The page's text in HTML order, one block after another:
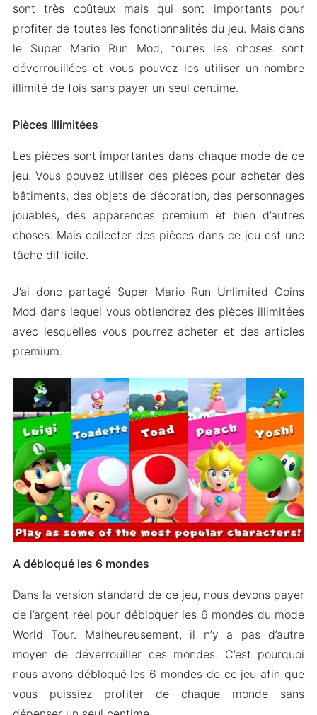
sont très coûteux mais qui sont importants pour
profiter de toutes les fonctionnalités du jeu. Mais dans
le Super Mario Run Mod, toutes les choses sont
déverrouillées et vous pouvez les utiliser un nombre
illimité de fois sans payer un seul centime.
Pièces illimitées
Les pièces sont importantes dans chaque mode de ce
jeu. Vous pouvez utiliser des pièces pour acheter des
bâtiments, des objets de décoration, des personnages
jouables, des apparences premium et bien d’autres
choses. Mais collecter des pièces dans ce jeu est une
tâche difficile.
J’ai donc partagé Super Mario Run Unlimited Coins
Mod dans lequel vous obtiendrez des pièces illimitées
avec lesquelles vous pourrez acheter et des articles
premium.
A débloqué les 6 mondes
Dans la version standard de ce jeu, nous devons payer
de l’argent réel pour débloquer les 6 mondes du mode
World Tour. Malheureusement, il n’y a pas d’autre
moyen de déverrouiller ces mondes. C’est pourquoi
nous avons débloqué les 6 mondes de ce jeu afin que
vous puissiez profiter de chaque monde sans